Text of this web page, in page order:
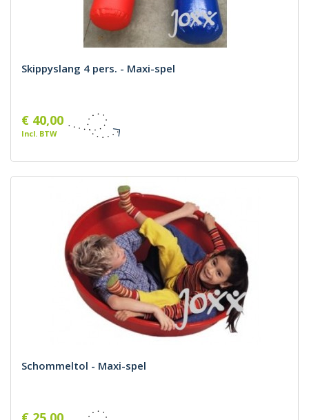
Skippyslang 4 pers. - Maxi-spel
€ 40,00
Incl. BTW
Schommeltol - Maxi-spel